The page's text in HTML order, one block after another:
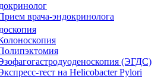
врача-эндокринолога
(ЭГДС)
тест на Helicobacter Pylori